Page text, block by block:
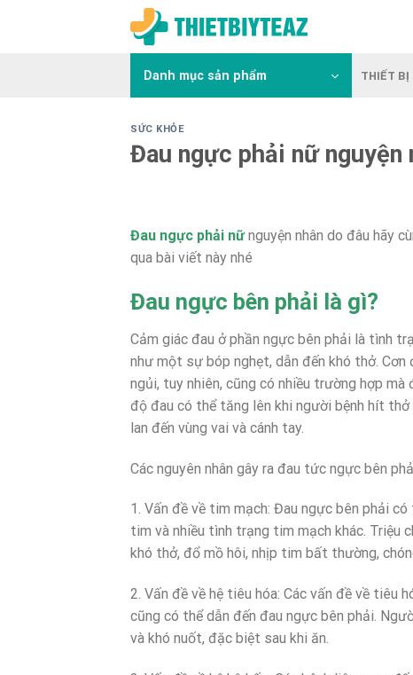
Danh mục sản phẩm THIẾT BỊ
SỨC KHỎE
Đau ngực phải nữ nguyện
Đau ngực phải nữnguyện nhân do đâu hãy
qua bài viết này nhé
Đau ngực bên phải là gì?
Cảm giác đau ở phần ngực bên phải là tình
như một sự bóp nghẹt, dẫn đến khó thở.
ngủi, tuy nhiên, cũng có nhiều trường hợp
độ đau có thể tăng lên khi người bệnh hít
lan đến vùng vai và cánh tay.
Các nguyên nhân gây ra đau tức ngực bên
1. Vấn đề về tim mạch: Đau ngực bên phải
tim và nhiều tình trạng tim mạch khác. Triệu
khó thở, đổ mồ hôi, nhịp tim bất thường,
2. Vấn đề về hệ tiêu hóa: Các vấn đề về tiêu
cũng có thể dẫn đến đau ngực bên phải.
và khó nuốt, đặc biệt sau khi ăn.